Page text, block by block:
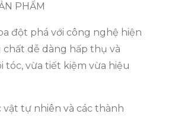
PHẨM
đột phá với công nghệ hiện
chất dễ dàng hấp thụ và
tóc, vừa tiết kiệm vừa hiệu
tự nhiên và các thành